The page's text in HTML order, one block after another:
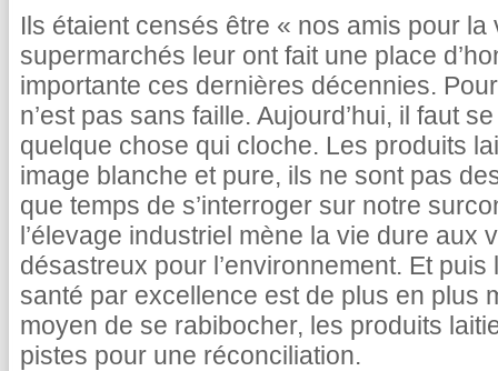
Ils étaient censés être « nos amis pour
supermarchés leur ont fait une place
importante ces dernières décennies.
n’est pas sans faille. Aujourd’hui, il faut
quelque chose qui cloche. Les produits
image blanche et pure, ils ne sont pas
que temps de s’interroger sur notre
l’élevage industriel mène la vie dure aux
désastreux pour l’environnement. Et puis
santé par excellence est de plus en plus
moyen de se rabibocher, les produits
pistes pour une réconciliation.